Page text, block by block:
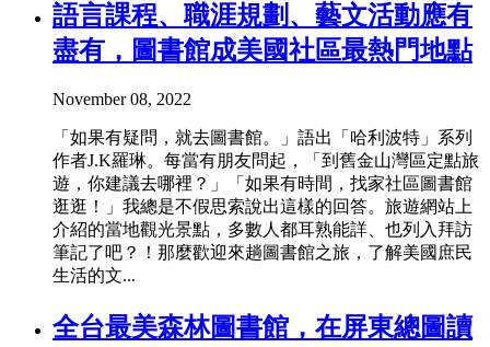
語言課程、職涯規劃、藝文活動應有
盡有，圖書館成美國社區最熱門地點
November 08, 2022
「如果有疑問，就去圖書館。」語出「哈利波特」系列
作者J.K羅琳。每當有朋友問起，「到舊金山灣區定點旅
遊，你建議去哪裡？」「如果有時間，找家社區圖書館
逛逛！」我總是不假思索說出這樣的回答。旅遊網站上
介紹的當地觀光景點，多數人都耳熟能詳、也列入拜訪
筆記了吧？！那麼歡迎來趟圖書館之旅，了解美國庶民
生活的文...
全台最美森林圖書館，在屏東總圖讀